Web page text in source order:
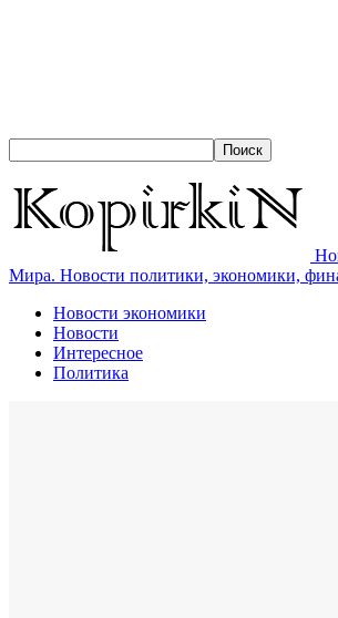
Мира. Новости политики, экономики,
Новости экономики
Новости
Интересное
Политика